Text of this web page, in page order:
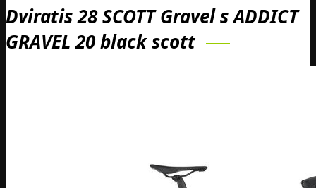
Dviratis 28 SCOTT Gravel s ADDICT
GRAVEL 20 black scott